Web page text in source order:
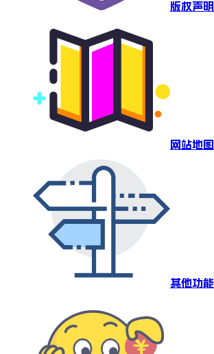
版权声明
网站地图
其他功能